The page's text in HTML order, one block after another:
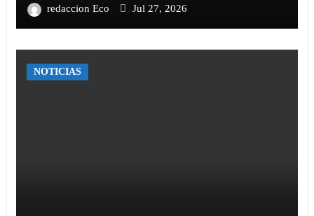
redaccion Eco Jul 27, 2026
NOTICIAS